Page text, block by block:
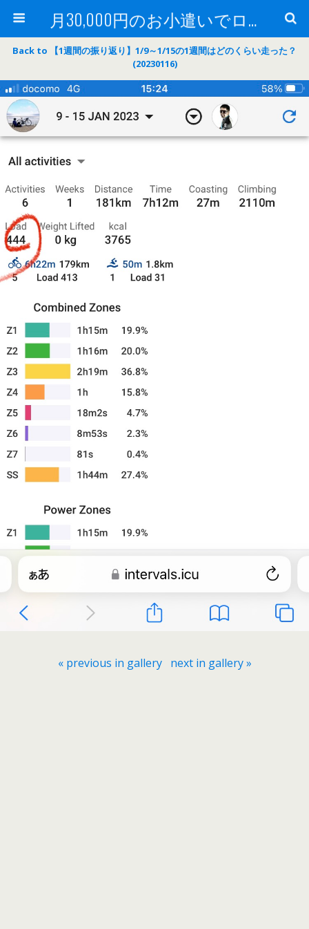
月30,000円のお小遣いでロードバイク
Back to 【1週間の振り返り】1/9～1/15の1週間はどのくらい走った？
(20230116)
« previous in gallery next in gallery »